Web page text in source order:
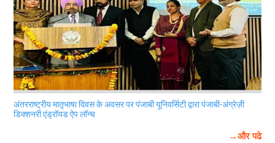
अंतरराष्ट्रीय मातृभाषा दिवस के अवसर पर पंजाबी यूनिवर्सिटी द्वारा पंजाबी-अंग्रेज़ी
डिक्शनरी एंड्रॉयड ऐप लॉन्च
→और पढे